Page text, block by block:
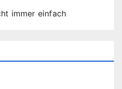
immer einfach